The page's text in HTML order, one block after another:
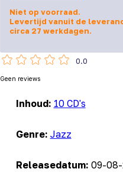
Inhoud: 10 CD's
Genre: Jazz
Releasedatum: 09-
Niet op voorraad.
Levertijd vanuit de
circa 27 werkdagen.
0.0
Geen reviews